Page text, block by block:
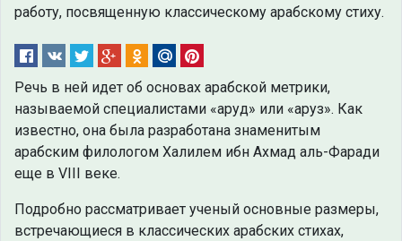
работу, посвященную классическому арабскому стиху.
Речь в ней идет об основах арабской метрики,
называемой специалистами «аруд» или «аруз». Как
известно, она была разработана знаменитым
арабским филологом Халилем ибн Ахмад аль-Фаради
еще в VIII веке.
Подробно рассматривает ученый основные размеры,
встречающиеся в классических арабских стихах,